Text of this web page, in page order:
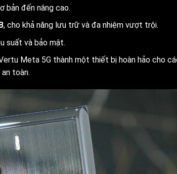
bản đến nâng cao.
, cho khả năng lưu trữ và đa nhiệm vượt trội.
suất và bảo mật.
Meta 5G thành một thiết bị hoàn hảo cho
toàn.